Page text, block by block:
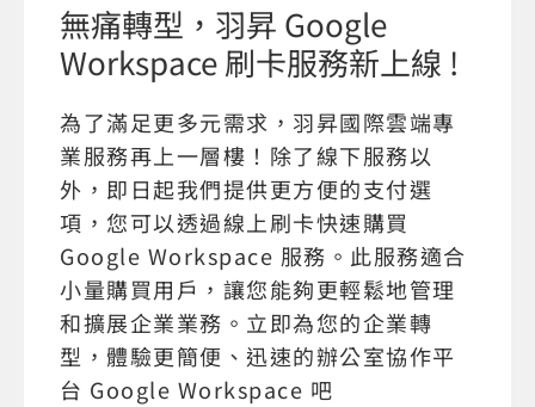
無痛轉型，羽昇 Google
Workspace 刷卡服務新上線 !
為了滿足更多元需求，羽昇國際雲端專
業服務再上一層樓！除了線下服務以
外，即日起我們提供更方便的支付選
項，您可以透過線上刷卡快速購買
Google Workspace 服務。此服務適合
小量購買用戶，讓您能夠更輕鬆地管理
和擴展企業業務。立即為您的企業轉
型，體驗更簡便、迅速的辦公室協作平
台 Google Workspace 吧